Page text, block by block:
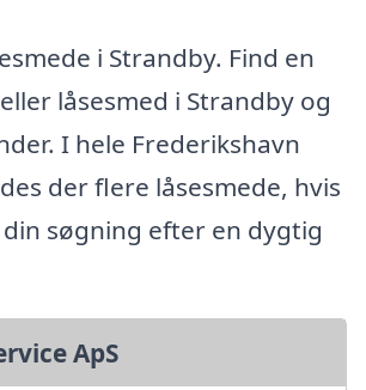
i Strandby. Find en
låsesmed i Strandby og
I hele Frederikshavn
der flere låsesmede, hvis
søgning efter en dygtig
ApS